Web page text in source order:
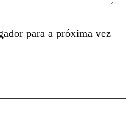
para a próxima vez